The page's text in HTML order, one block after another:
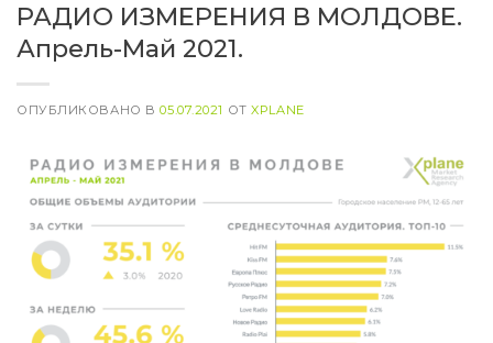
РАДИО ИЗМЕРЕНИЯ В МОЛДОВЕ.
Апрель-Май 2021.
ОПУБЛИКОВАНО В05.07.2021 ОТXPLANE